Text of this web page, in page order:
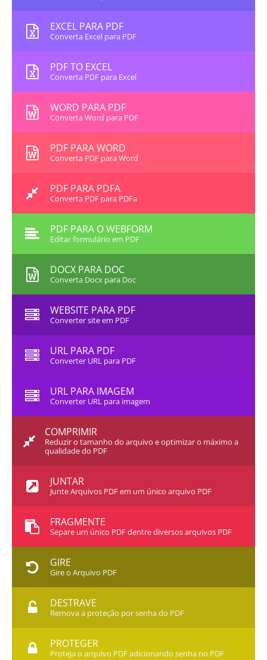
EXCEL PARA PDF
Converta Excel para PDF
PDF TO EXCEL
Converta PDF para Excel
WORD PARA PDF
Converta Word para PDF
PDF PARA WORD
Converta PDF para Word
PDF PARA PDFA
Converta PDF para PDFa
PDF PARA O WEBFORM
Editar formulário em PDF
DOCX PARA DOC
Converta Docx para Doc
WEBSITE PARA PDF
Converter site em PDF
URL PARA PDF
Converter URL para PDF
URL PARA IMAGEM
Converter URL para imagem
COMPRIMIR
Reduzir o tamanho do arquivo e optimizar o máximo a
qualidade do PDF
JUNTAR
Junte Arquivos PDF em um único arquivo PDF
FRAGMENTE
Separe um único PDF dentre diversos arquivos PDF
GIRE
Gire o Arquivo PDF
DESTRAVE
Remova a proteção por senha do PDF
PROTEGER
Proteja o arquivo PDF adicionando senha no PDF